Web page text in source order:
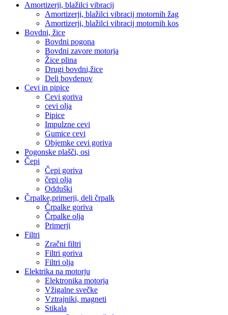
Amortizerji, blažilci vibracij
Amortizerji, blažilci vibracij motornih žag
Amortizerji, blažilci vibracij motornih kos
Bovdni, žice
Bovdni pogona
Bovdni zavore motorja
Žice plina
Drugi bovdni,žice
Deli bovdenov
Cevi in pipice
Cevi goriva
cevi olja
Pipice
Impulzne cevi
Gumice cevi
Objemke cevi goriva
Pogonske plašči, osi
Čepi
Čepi goriva
čepi olja
Odduški
Črpalke,primerji, deli črpalk
Črpalke goriva
Črpalke olja
Primerji
Filtri
Zračni filtri
Filtri goriva
Filtri olja
Elektrika na motorju
Elektronika motorja
Vžigalne svečke
Vztrajniki, magneti
Stikala